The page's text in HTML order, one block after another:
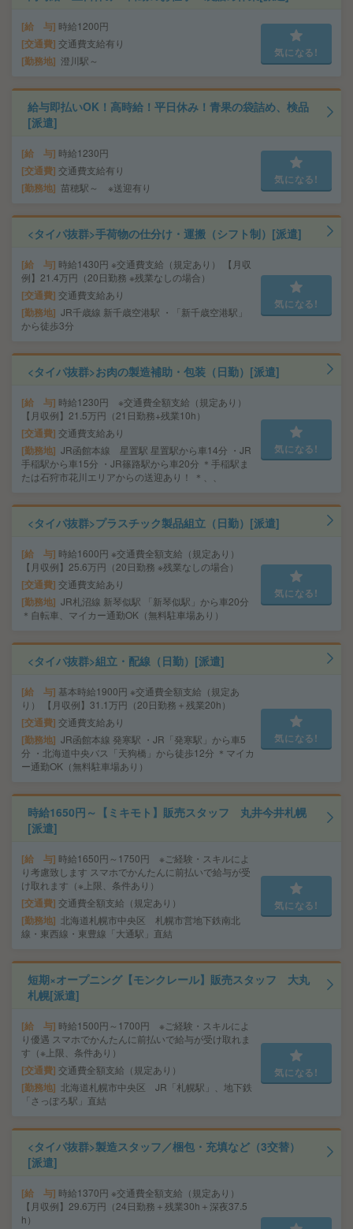
給 与 時給1200円
交通費 交通費支給有り
勤務地 澄川駅～
気になる!
給与即払いOK！高時給！平日休み！青果の袋詰め、検品
[派遣]
給 与 時給1230円
交通費 交通費支給有り
勤務地 苗穂駅～ ※送迎有り
気になる!
<タイパ抜群>手荷物の仕分け・運搬（シフト制）[派遣]
給 与 時給1430円 ※交通費支給（規定あり） 【月収
例】21.4万円（20日勤務 ※残業なしの場合）
交通費 交通費支給あり
勤務地 JR千歳線 新千歳空港駅 ・「新千歳空港駅」
から徒歩3分
気になる!
<タイパ抜群>お肉の製造補助・包装（日勤）[派遣]
給 与 時給1230円 ※交通費全額支給（規定あり）
【月収例】21.5万円（21日勤務+残業10h）
交通費 交通費支給あり
勤務地 JR函館本線 星置駅 星置駅から車14分 ・JR
手稲駅から車15分 ・JR篠路駅から車20分 ＊手稲駅ま
たは石狩市花川エリアからの送迎あり！ ＊、、
気になる!
<タイパ抜群>プラスチック製品組立（日勤）[派遣]
給 与 時給1600円 ※交通費全額支給（規定あり）
【月収例】25.6万円（20日勤務 ※残業なしの場合）
交通費 交通費支給あり
勤務地 JR札沼線 新琴似駅 「新琴似駅」から車20分
＊自転車、マイカー通勤OK（無料駐車場あり）
気になる!
<タイパ抜群>組立・配線（日勤）[派遣]
給 与 基本時給1900円 ※交通費全額支給（規定あ
り） 【月収例】31.1万円（20日勤務＋残業20h）
交通費 交通費支給あり
勤務地 JR函館本線 発寒駅 ・JR「発寒駅」から車5
分 ・北海道中央バス「天狗橋」から徒歩12分 ＊マイカ
ー通勤OK（無料駐車場あり）
気になる!
時給1650円～【ミキモト】販売スタッフ 丸井今井札幌
[派遣]
給 与 時給1650円～1750円 ※ご経験・スキルによ
り考慮致します スマホでかんたんに前払いで給与が受
け取れます（※上限、条件あり）
交通費 交通費全額支給（規定あり）
勤務地
北海道札幌市中央区 札幌市営地下鉄南北
線・東西線・東豊線「大通駅」直結
気になる!
短期×オープニング【モンクレール】販売スタッフ 大丸
札幌[派遣]
給 与 時給1500円～1700円 ※ご経験・スキルによ
り優遇 スマホでかんたんに前払いで給与が受け取れま
す（※上限、条件あり）
交通費 交通費全額支給（規定あり）
勤務地
北海道札幌市中央区 JR「札幌駅」、地下鉄
「さっぽろ駅」直結
気になる!
<タイパ抜群>製造スタッフ／梱包・充填など（3交替）
[派遣]
給 与 時給1370円 ※交通費全額支給（規定あり）
【月収例】29.6万円（24日勤務＋残業30h＋深夜37.5
h）